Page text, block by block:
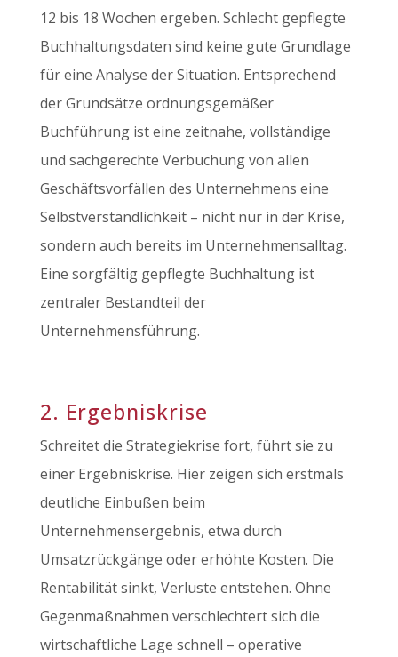
12 bis 18 Wochen ergeben. Schlecht gepflegte
Buchhaltungsdaten sind keine gute Grundlage
für eine Analyse der Situation. Entsprechend
der Grundsätze ordnungsgemäßer
Buchführung ist eine zeitnahe, vollständige
und sachgerechte Verbuchung von allen
Geschäftsvorfällen des Unternehmens eine
Selbstverständlichkeit – nicht nur in der Krise,
sondern auch bereits im Unternehmensalltag.
Eine sorgfältig gepflegte Buchhaltung ist
zentraler Bestandteil der
Unternehmensführung.
2. Ergebniskrise
Schreitet die Strategiekrise fort, führt sie zu
einer Ergebniskrise. Hier zeigen sich erstmals
deutliche Einbußen beim
Unternehmensergebnis, etwa durch
Umsatzrückgänge oder erhöhte Kosten. Die
Rentabilität sinkt, Verluste entstehen. Ohne
Gegenmaßnahmen verschlechtert sich die
wirtschaftliche Lage schnell – operative